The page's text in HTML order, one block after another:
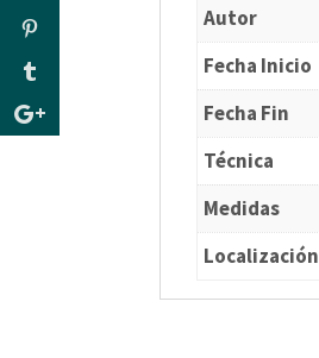
Autor
Fecha Inicio
Fecha Fin
Técnica
Medidas
Localización